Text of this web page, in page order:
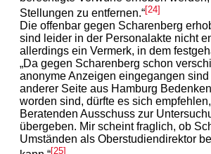
Stellungen zu entfernen.“[24]
Die offenbar gegen Scharenberg
sind leider in der Personalakte nicht
allerdings ein Vermerk, in dem
„Da gegen Scharenberg schon
anonyme Anzeigen eingegangen
anderer Seite aus Hamburg
worden sind, dürfte es sich
Beratenden Ausschuss zur
übergeben. Mir scheint fraglich, ob
Umständen als Oberstudiendirektor
[25]